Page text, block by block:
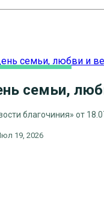
НОВОСТИ БЛАГОЧИНИЯ
НОВОСТИ КЛИНСКОГО
семьи,
благочиния» от
19, 2026